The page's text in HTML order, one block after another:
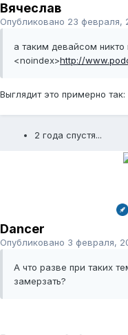
Вячеслав
Опубликовано 23 февраля,
а таким девайсом никто
<noindex>http://
Выглядит это примерно так:
2 года спустя...
Dancer
Опубликовано 3 февраля,
А что разве при таких
замерзать?